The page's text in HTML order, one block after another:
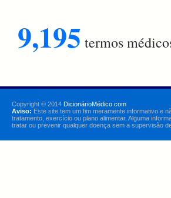
9,195 termos
Copyright © 2014 DicionárioMédico.com
Aviso: Este site tem um fim meramente informativo e
tratamento, exercício ou plano alimentar. Alguma
tratar ou prevenir qualquer doença sem a supervisão